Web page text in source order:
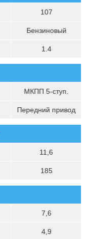
107
Бензиновый
1.4
МКПП 5-ступ.
Передний привод
11,6
185
7,6
4,9